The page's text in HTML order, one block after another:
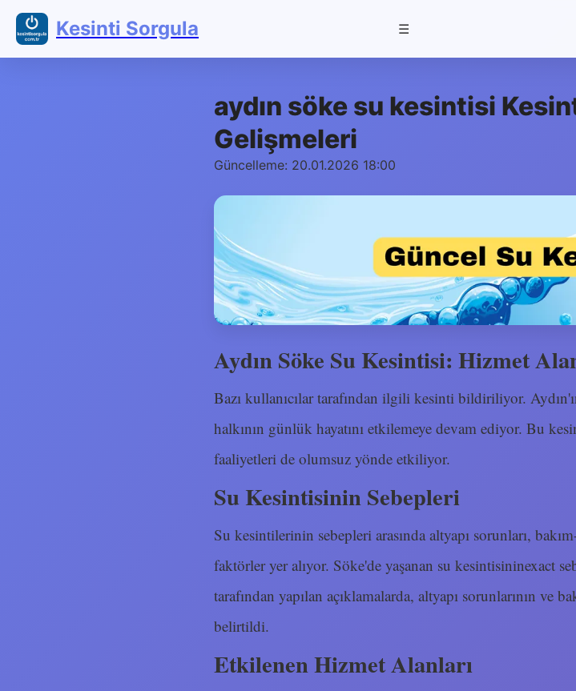
Kesinti Sorgula ☰
aydın söke su kesintisi
Gelişmeleri
Güncelleme: 20.01.2026 18:00
Aydın Söke Su Kesintisi: Hizmet
Bazı kullanıcılar tarafından ilgili kesinti bildiriliyor.
halkının günlük hayatını etkilemeye devam ediyor. Bu
faaliyetleri de olumsuz yönde etkiliyor.
Su Kesintisinin Sebepleri
Su kesintilerinin sebepleri arasında altyapı sorunları,
faktörler yer alıyor. Söke'de yaşanan su kesintisininexact
tarafından yapılan açıklamalarda, altyapı sorunlarının ve
belirtildi.
Etkilenen Hizmet Alanları